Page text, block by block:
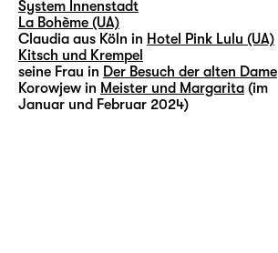
System Innenstadt
La Bohème (UA)
Claudia aus Köln in Hotel Pink Lulu (UA)
Kitsch und Krempel
seine Frau in Der Besuch der alten Dame
Korowjew in Meister und Margarita (im
Januar und Februar 2024)